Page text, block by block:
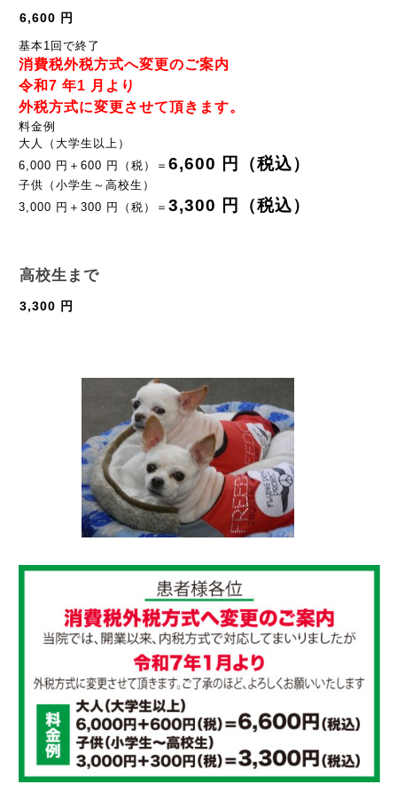
6,600 円
基本1回で終了
消費税外税方式へ変更のご案内
令和7 年1 月より
外税方式に変更させて頂きます。
料金例
大人（大学生以上）
6,000 円＋600 円（税）＝ 6,600 円（税込）
子供（小学生～高校生）
3,000 円＋300 円（税）＝ 3,300 円（税込）
高校生まで
3,300 円